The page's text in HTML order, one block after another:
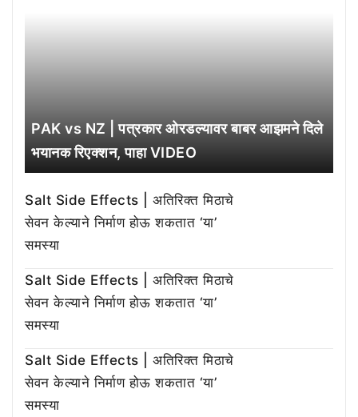
PAK vs NZ | पत्रकार ओरडल्यावर बाबर आझमने दिले
भयानक रिएक्शन, पाहा VIDEO
Salt Side Effects | अतिरिक्त मिठाचे
सेवन केल्याने निर्माण होऊ शकतात ‘या’
समस्या
Salt Side Effects | अतिरिक्त मिठाचे
सेवन केल्याने निर्माण होऊ शकतात ‘या’
समस्या
Salt Side Effects | अतिरिक्त मिठाचे
सेवन केल्याने निर्माण होऊ शकतात ‘या’
समस्या